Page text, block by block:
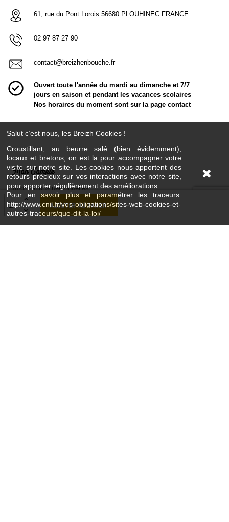
Ajouter au panier
61, rue du Pont Lorois 56680 PLOUHINEC FRANCE
02 97 87 27 90
contact@breizhenbouche.fr
Ouvert toute l'année du mardi au dimanche et 7/7
jours en saison et pendant les vacances scolaires
Nos horaires du moment sont sur la page contact
Mon Compte
Informations personnelles
Commandes
Avoirs
Salut c’est nous, les Breizh Cookies !
Croustillant, au beurre salé (bien évidemment),
locaux et bretons, on est la pour accompagner votre
visite sur notre site. Les cookies nous apportent des
retours précieux sur vos interactions avec notre site,
pour apporter régulièrement des améliorations.
Pour en savoir plus et paramétrer les traceurs:
http://www.cnil.fr/vos-obligations/sites-web-cookies-et-
autres-traceurs/que-dit-la-loi/